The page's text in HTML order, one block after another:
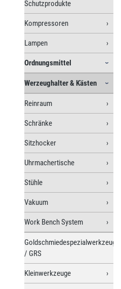
Schutzprodukte
Kompressoren
Lampen
Ordnungsmittel
Werzeughalter & Kästen
Reinraum
Schränke
Sitzhocker
Uhrmachertische
Stühle
Vakuum
Work Bench System
Goldschmiedespezialwerkzeuge
/ GRS
Kleinwerkzeuge